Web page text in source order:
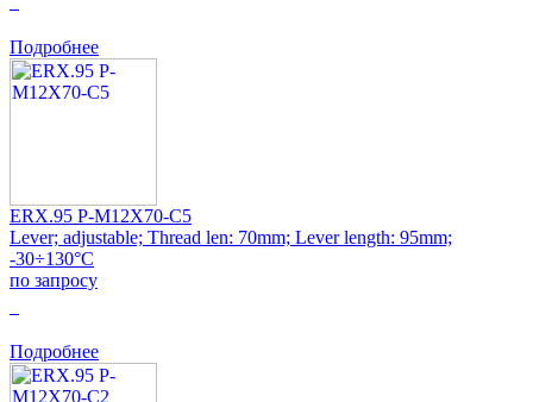
Подробнее
ERX.95 P-M12X70-C5
Lever; adjustable; Thread len: 70mm; Lever length: 95mm;
-30÷130°C
по запросу
Подробнее